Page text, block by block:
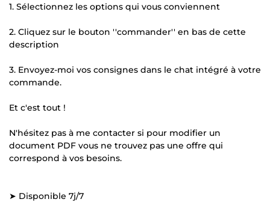
1. Sélectionnez les options qui vous conviennent
2. Cliquez sur le bouton ''commander'' en bas de cette
description
3. Envoyez-moi vos consignes dans le chat intégré à votre
commande.
Et c'est tout !
N'hésitez pas à me contacter si pour modifier un
document PDF vous ne trouvez pas une offre qui
correspond à vos besoins.
➤ Disponible 7j/7